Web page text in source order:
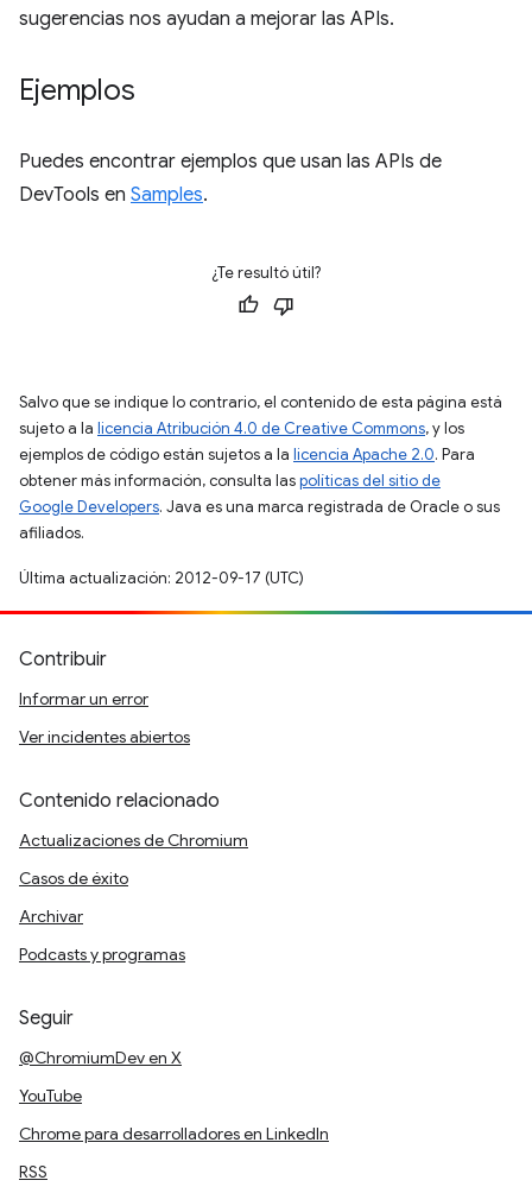
sugerencias nos ayudan a mejorar las APIs.
Ejemplos
Puedes encontrar ejemplos que usan las APIs de
DevTools en Samples.
¿Te resultó útil?
Salvo que se indique lo contrario, el contenido de esta página está
sujeto a la licencia Atribución 4.0 de Creative Commons, y los
ejemplos de código están sujetos a la licencia Apache 2.0. Para
obtener más información, consulta laspolíticas del sitio de
Google Developers. Java es una marca registrada de Oracle o sus
afiliados.
Última actualización: 2012-09-17 (UTC)
Contribuir
Informar un error
Ver incidentes abiertos
Contenido relacionado
Actualizaciones de Chromium
Casos de éxito
Archivar
Podcasts y programas
Seguir
@ChromiumDev en X
YouTube
Chrome para desarrolladores en LinkedIn
RSS